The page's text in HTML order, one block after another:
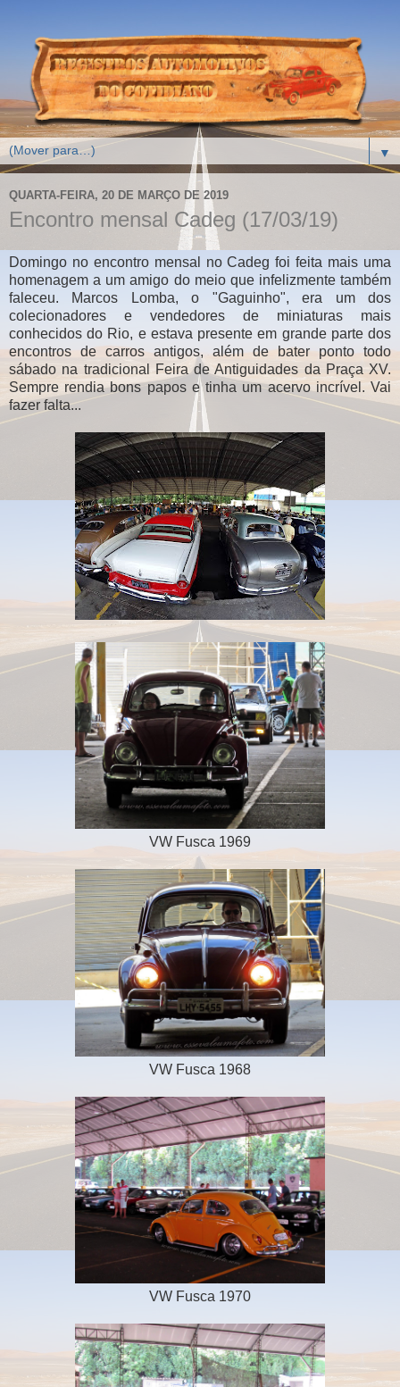
▼
QUARTA-FEIRA, 20 DE MARÇO DE 2019
Encontro mensal Cadeg (17/03/19)
Domingo no encontro mensal no Cadeg foi feita mais uma
homenagem a um amigo do meio que infelizmente também
faleceu. Marcos Lomba, o "Gaguinho", era um dos
colecionadores e vendedores de miniaturas mais
conhecidos do Rio, e estava presente em grande parte dos
encontros de carros antigos, além de bater ponto todo
sábado na tradicional Feira de Antiguidades da Praça XV.
Sempre rendia bons papos e tinha um acervo incrível. Vai
fazer falta...
VW Fusca 1969
VW Fusca 1968
VW Fusca 1970